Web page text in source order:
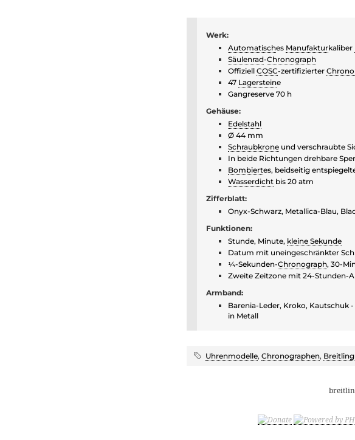
Werk:
Automatisches Manufakturkaliber
Säulenrad-Chronograph
Offiziell COSC-zertifizierter
47 Lagersteine
Gangreserve 70 h
Gehäuse:
Edelstahl
Ø 44 mm
Schraubkrone und verschraubte
In beide Richtungen drehbare
Bombiertes, beidseitig
Wasserdicht bis 20 atm
Zifferblatt:
Onyx-Schwarz, Metallica-Blau,
Funktionen:
Stunde, Minute, kleine Sekunde
Datum mit uneingeschränkter
¼-Sekunden-Chronograph, 30-
Zweite Zeitzone mit 24-Stunden-
Armband:
Barenia-Leder, Kroko, Kautschuk
in Metall
Uhrenmodelle, Chronographen,